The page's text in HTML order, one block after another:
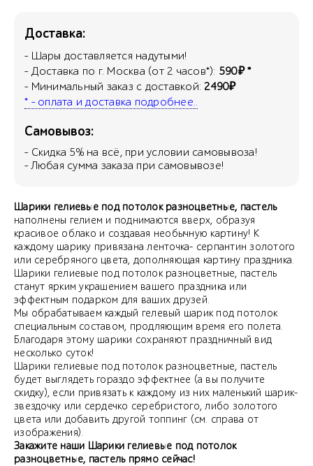
Доставка:
- Шары доставляется надутыми!
- Доставка по г. Москва (от 2 часов*): 590₽ *
- Минимальный заказ с доставкой:2490₽
* - оплата и доставка подробнее..
Самовывоз:
- Скидка 5% на всё, при условии самовывоза!
- Любая сумма заказа при самовывозе!
Шарики гелиевые под потолок разноцветные, пастель
наполнены гелием и поднимаются вверх, образуя
красивое облако и создавая необычную картину! К
каждому шарику привязана ленточка- серпантин золотого
или серебряного цвета, дополняющая картину праздника.
Шарики гелиевые под потолок разноцветные, пастель
станут ярким украшением вашего праздника или
эффектным подарком для ваших друзей.
Мы обрабатываем каждый гелевый шарик под потолок
специальным составом, продляющим время его полета.
Благодаря этому шарики сохраняют праздничный вид
несколько суток!
Шарики гелиевые под потолок разноцветные, пастель
будет выглядеть гораздо эффектнее (а вы получите
скидку), если привязать к каждому из них маленький шарик-
звездочку или сердечко серебристого, либо золотого
цвета или добавить другой топпинг (см. справа от
изображения).
Закажите наши Шарики гелиевые под потолок
разноцветные, пастель прямо сейчас!